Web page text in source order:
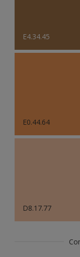
E4.34.45
E0.44.64
D8.17.77